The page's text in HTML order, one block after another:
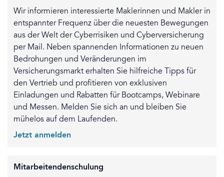
Wir informieren interessierte Maklerinnen und Makler in
entspannter Frequenz über die neuesten Bewegungen
aus der Welt der Cyberrisiken und Cyberversicherung
per Mail. Neben spannenden Informationen zu neuen
Bedrohungen und Veränderungen im
Versicherungsmarkt erhalten Sie hilfreiche Tipps für
den Vertrieb und profitieren von exklusiven
Einladungen und Rabatten für Bootcamps, Webinare
und Messen. Melden Sie sich an und bleiben Sie
mühelos auf dem Laufenden.
Jetzt anmelden
Mitarbeitendenschulung